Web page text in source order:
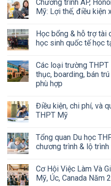
Chương trình AP,
Mỹ: Lợi thế, điều kiện
Học bổng & hỗ trợ tài
học sinh quốc tế học
Các loại trường
thục, boarding, bán
phù hợp
Điều kiện, chi phí, và
THPT Mỹ
Tổng quan Du học
chương trình & lộ
Cơ Hội Việc Làm Và
Mỹ, Úc, Canada Năm